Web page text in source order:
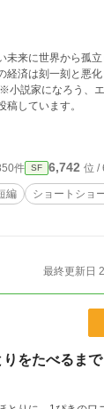
未来に世界から孤
経済は刻一刻と悪
稿しています。
件 SF 6,742 位 /
編 ショートショ
最終更新日
をたべるまで